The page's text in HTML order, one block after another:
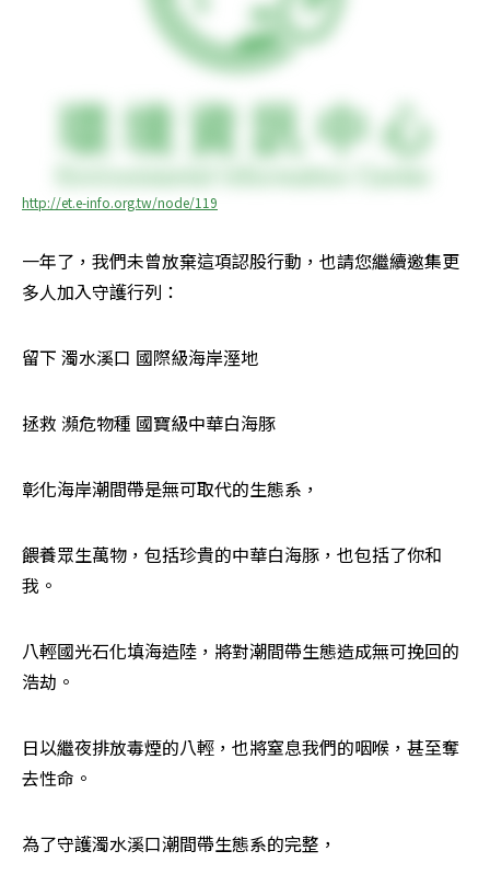
http://et.e-info.org.tw/node/119
一年了，我們未曾放棄這項認股行動，也請您繼續邀集更
多人加入守護行列：
留下 濁水溪口 國際級海岸溼地
拯救 瀕危物種 國寶級中華白海豚
彰化海岸潮間帶是無可取代的生態系，
餵養眾生萬物，包括珍貴的中華白海豚，也包括了你和
我。
八輕國光石化填海造陸，將對潮間帶生態造成無可挽回的
浩劫。
日以繼夜排放毒煙的八輕，也將窒息我們的咽喉，甚至奪
去性命。
為了守護濁水溪口潮間帶生態系的完整，